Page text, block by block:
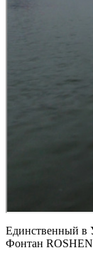
Единственный в
Фонтан ROSHEN